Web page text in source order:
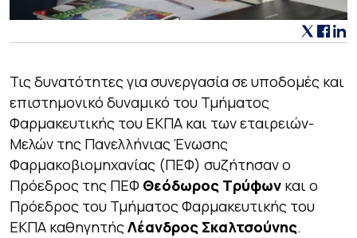
Τις δυνατότητες για συνεργασία σε υποδομές και
επιστημονικό δυναμικό του Τμήματος
Φαρμακευτικής του ΕΚΠΑ και των εταιρειών-
Μελών της Πανελλήνιας Ένωσης
Φαρμακοβιομηχανίας (ΠΕΦ) συζήτησαν ο
Πρόεδρος της ΠΕΦ Θεόδωρος Τρύφων και ο
Πρόεδρος του Τμήματος Φαρμακευτικής του
ΕΚΠΑ καθηγητήςΛέανδρος Σκαλτσούνης.